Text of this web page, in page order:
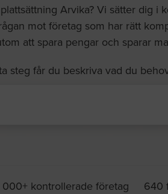
Arvika? Vi sätter dig i
mot företag som har rätt
att spara pengar och sparar
steg får du beskriva vad du
000+ kontrollerade företag 640